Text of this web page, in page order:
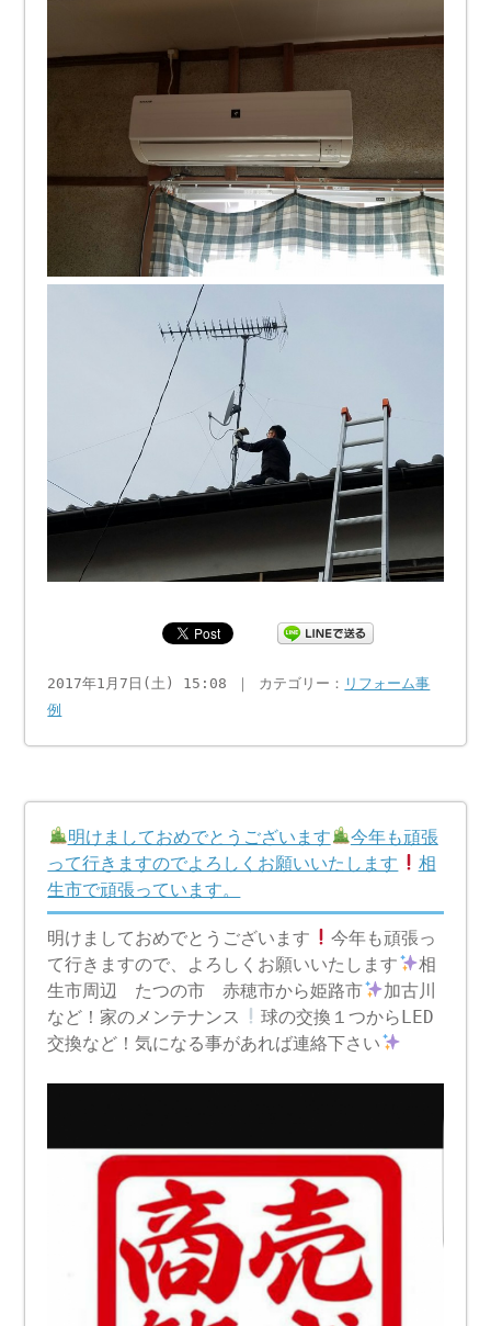
2017年1月7日(土) 15:08 ｜ カテゴリー： リフォーム事
例
明けましておめでとうございます
今年も頑張
って行きますのでよろしくお願いいたします
相
生市で頑張っています。
明けましておめでとうございます
今年も頑張っ
て行きますので、よろしくお願いいたします
相
生市周辺 たつの市 赤穂市から姫路市
加古川
など！家のメンテナンス
球の交換１つからLED
交換など！気になる事があれば連絡下さい